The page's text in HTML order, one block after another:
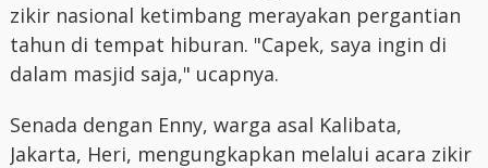
zikir nasional ketimbang merayakan pergantian
tahun di tempat hiburan. "Capek, saya ingin di
dalam masjid saja," ucapnya.
Senada dengan Enny, warga asal Kalibata,
Jakarta, Heri, mengungkapkan melalui acara zikir